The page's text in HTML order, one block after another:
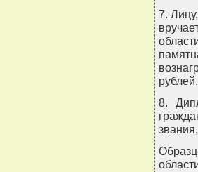
7.
рублей.
8.